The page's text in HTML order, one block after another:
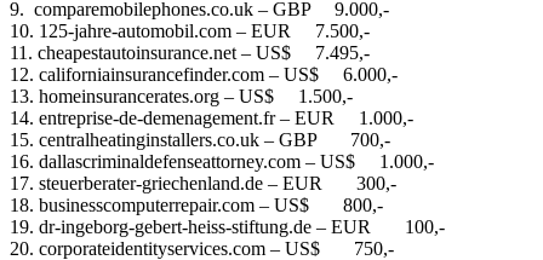
9. comparemobilephones.co.uk – GBP 9.000,-
10. 125-jahre-automobil.com – EUR 7.500,-
11. cheapestautoinsurance.net – US$ 7.495,-
12. californiainsurancefinder.com – US$ 6.000,-
13. homeinsurancerates.org – US$ 1.500,-
14. entreprise-de-demenagement.fr – EUR 1.000,-
15. centralheatinginstallers.co.uk – GBP 700,-
16. dallascriminaldefenseattorney.com – US$ 1.000,-
17. steuerberater-griechenland.de – EUR 300,-
18. businesscomputerrepair.com – US$ 800,-
19. dr-ingeborg-gebert-heiss-stiftung.de – EUR 100,-
20. corporateidentityservices.com – US$ 750,-